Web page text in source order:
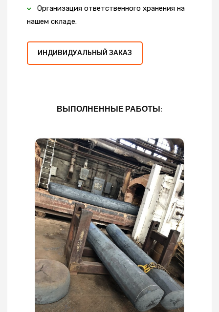
Организация ответственного хранения на
нашем складе.
ИНДИВИДУАЛЬНЫЙ ЗАКАЗ
ВЫПОЛНЕННЫЕ РАБОТЫ: